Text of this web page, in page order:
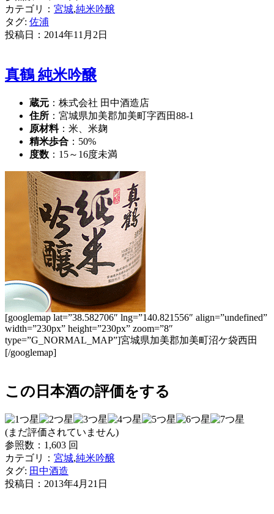
カテゴリ： 宮城,純米吟醸
タグ: 佐浦
投稿日： 2014年11月2日
真鶴 純米吟醸
蔵元 ：株式会社 田中酒造店
住所 ：宮城県加美郡加美町字西田88-1
原材料：米、米麹
精米歩合 ：50%
度数 ：15～16度未満
[googlemap lat=”38.582706″ lng=”140.821556″ align=”undefined”
width=”230px” height=”230px” zoom=”8″
type=”G_NORMAL_MAP”]宮城県加美郡加美町沼ケ袋西田
[/googlemap]
この日本酒の評価をする
(まだ評価されていません)
参照数：1,603 回
カテゴリ： 宮城,純米吟醸
タグ: 田中酒造
投稿日： 2013年4月21日